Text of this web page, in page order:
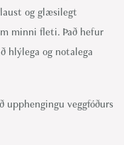
og glæsilegt
minni fleti. Það hefur
hlýlega og notalega
upphengingu veggfóðurs